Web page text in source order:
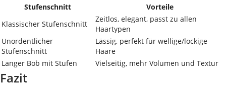
Stufenschnitt
Vorteile
Klassischer Stufenschnitt
Zeitlos, elegant, passt zu allen
Haartypen
Unordentlicher
Stufenschnitt
Lässig, perfekt für wellige/lockige
Haare
Langer Bob mit Stufen
Vielseitig, mehr Volumen und Textur
Fazit